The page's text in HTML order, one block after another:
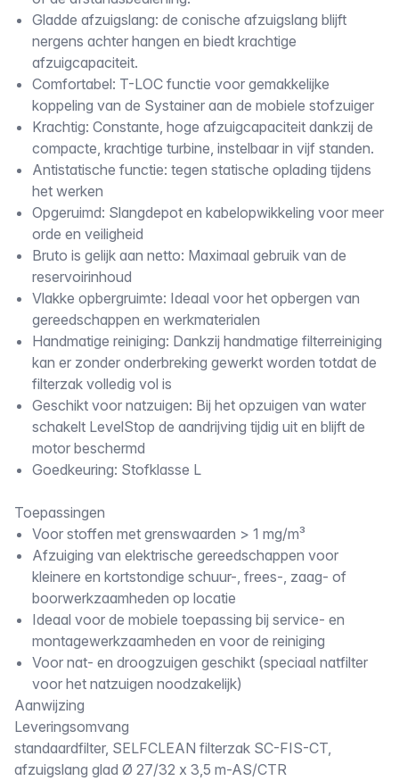
Gladde afzuigslang: de conische afzuigslang blijft
nergens achter hangen en biedt krachtige
afzuigcapaciteit.
Comfortabel: T-LOC functie voor gemakkelijke
koppeling van de Systainer aan de mobiele stofzuiger
Krachtig: Constante, hoge afzuigcapaciteit dankzij de
compacte, krachtige turbine, instelbaar in vijf standen.
Antistatische functie: tegen statische oplading tijdens
het werken
Opgeruimd: Slangdepot en kabelopwikkeling voor meer
orde en veiligheid
Bruto is gelijk aan netto: Maximaal gebruik van de
reservoirinhoud
Vlakke opbergruimte: Ideaal voor het opbergen van
gereedschappen en werkmaterialen
Handmatige reiniging: Dankzij handmatige filterreiniging
kan er zonder onderbreking gewerkt worden totdat de
filterzak volledig vol is
Geschikt voor natzuigen: Bij het opzuigen van water
schakelt LevelStop de aandrijving tijdig uit en blijft de
motor beschermd
Goedkeuring: Stofklasse L
Toepassingen
Voor stoffen met grenswaarden > 1 mg/m³
Afzuiging van elektrische gereedschappen voor
kleinere en kortstondige schuur-, frees-, zaag- of
boorwerkzaamheden op locatie
Ideaal voor de mobiele toepassing bij service- en
montagewerkzaamheden en voor de reiniging
Voor nat- en droogzuigen geschikt (speciaal natfilter
voor het natzuigen noodzakelijk)
Aanwijzing
Leveringsomvang
standaardfilter, SELFCLEAN filterzak SC-FIS-CT,
afzuigslang glad Ø 27/32 x 3,5 m-AS/CTR